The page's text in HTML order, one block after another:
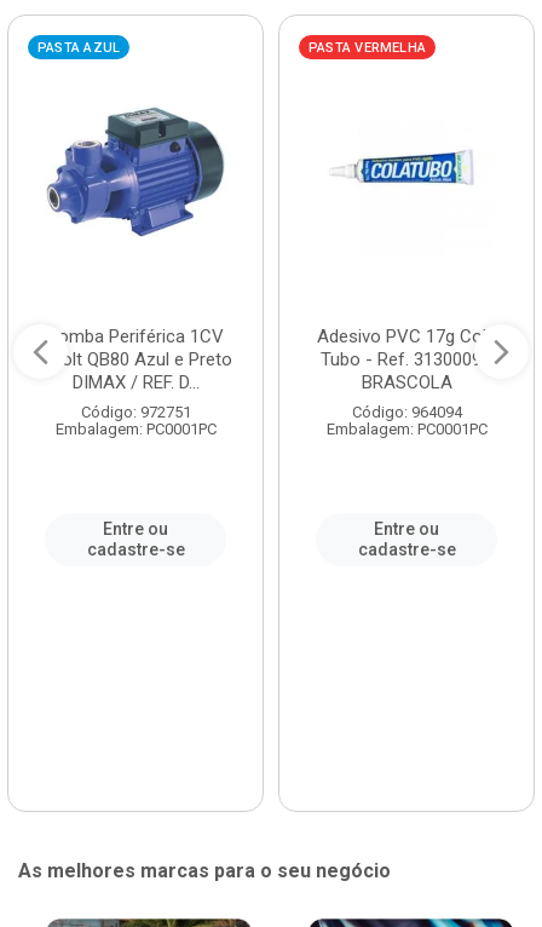
PASTA AZUL
Bomba Periférica 1CV
Bivolt QB80 Azul e Preto
DIMAX / REF. D...
Código: 972751
Embalagem: PC0001PC
Entre ou
cadastre-se
PASTA VERMELHA
Adesivo PVC 17g Cola
Tubo - Ref. 3130009 -
BRASCOLA
Código: 964094
Embalagem: PC0001PC
Entre ou
cadastre-se
As melhores marcas para o seu negócio